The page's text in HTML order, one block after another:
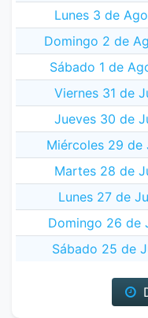
Lunes 3 de
Domingo 2 de
Sábado 1 de
Viernes 31 de
Jueves 30 de
Miércoles 29 de
Martes 28 de
Lunes 27 de
Domingo 26 de
Sábado 25 de